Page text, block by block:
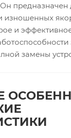
Он
изношенных
и
замены